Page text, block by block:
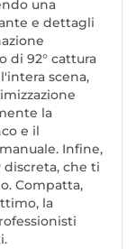
una
e dettagli
di 92° cattura
scena,
la
e il
Infine,
discreta, che ti
Compatta,
la